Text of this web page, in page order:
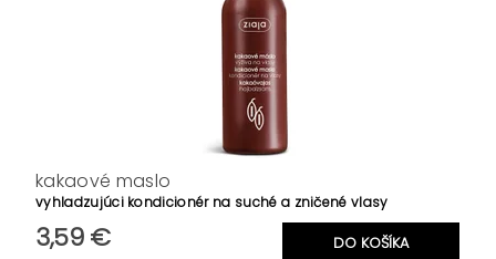
kakaové maslo
vyhladzujúci kondicionér na suché a zničené vlasy
3,59 €